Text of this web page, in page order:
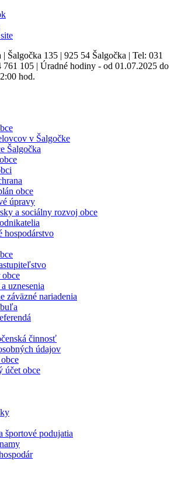
Šalgočka 135 | 925 54 Šalgočka | Tel: 031
761 105 | Úradné hodiny - od 01.07.2025 do
hod.
v Šalgočke
Šalgočka
obce
úpravy
a sociálny rozvoj obce
hospodárstvo
uznesenia
záväzné nariadenia
činnosť
údajov
účet obce
športové podujatia